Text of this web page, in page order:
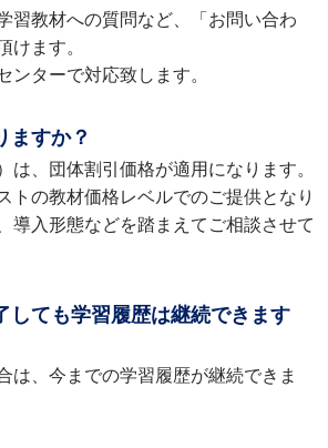
習教材への質問など、「お問い合わ
けます。
ンターで対応致します。
ますか？
は、団体割引価格が適用になります。
トの教材価格レベルでのご提供となり
導入形態などを踏まえてご相談させて
しても学習履歴は継続できます
は、今までの学習履歴が継続できま